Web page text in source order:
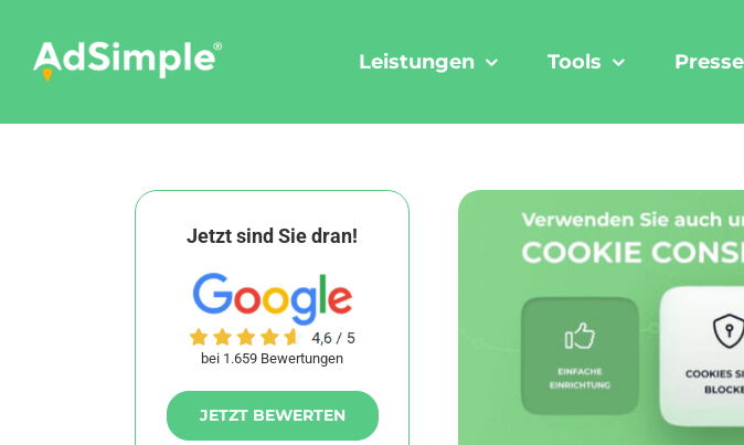
content
Leistungen Tools
Jetzt sind Sie dran!
bei 1.659 Bewertungen
JETZT BEWERTEN